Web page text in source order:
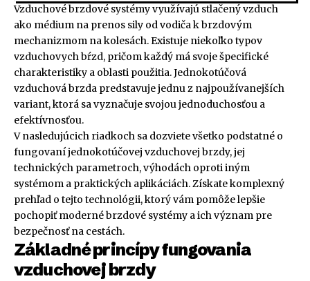
Vzduchové brzdové systémy využívajú stlačený vzduch
ako médium na prenos sily od vodiča k brzdovým
mechanizmom na kolesách. Existuje niekoľko typov
vzduchovych bŕzd, pričom každý má svoje špecifické
charakteristiky a oblasti použitia. Jednokotúčová
vzduchová brzda predstavuje jednu z najpoužívanejších
variant, ktorá sa vyznačuje svojou jednoduchosťou a
efektívnosťou.
V nasledujúcich riadkoch sa dozviete všetko podstatné o
fungovaní jednokotúčovej vzduchovej brzdy, jej
technických parametroch, výhodách oproti iným
systémom a praktických aplikáciách. Získate komplexný
prehľad o tejto technológii, ktorý vám pomôže lepšie
pochopiť moderné brzdové systémy a ich význam pre
bezpečnosť na cestách.
Základné princípy fungovania
vzduchovej brzdy